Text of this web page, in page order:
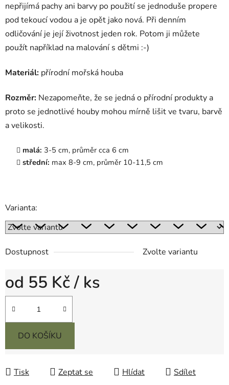
nepřijímá pachy ani barvy po použití se jednoduše propere
pod tekoucí vodou a je opět jako nová. Při denním
odličování je její životnost jeden rok. Potom ji můžete
použít například na malování s dětmi :-)
Materiál: přírodní mořská houba
Rozměr: Nezapomeňte, že se jedná o přírodní produkty a
proto se jednotlivé houby mohou mírně lišit ve tvaru, barvě
a velikosti.
malá: 3-5 cm, průměr cca 6 cm
střední: max 8-9 cm, průměr 10-11,5 cm
Varianta:
Dostupnost Zvolte variantu
od 55 Kč/ ks
Měrná cena:
DO KOŠÍKU
Tisk Zeptat se Hlídat Sdílet